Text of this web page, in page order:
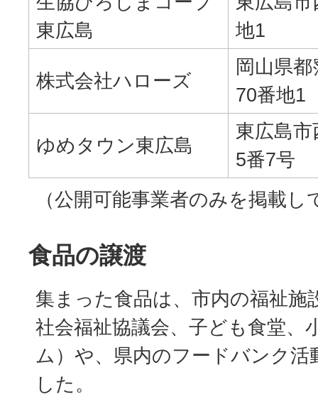
東広島
地1
株式会社ハローズ
岡山県
70番地1
ゆめタウン東広島
東広島
5番7号
（公開可能事業者のみを掲載し
食品の譲渡
集まった食品は、市内の福祉施
社会福祉協議会、子ども食堂、
ム）や、県内のフードバンク活
した。